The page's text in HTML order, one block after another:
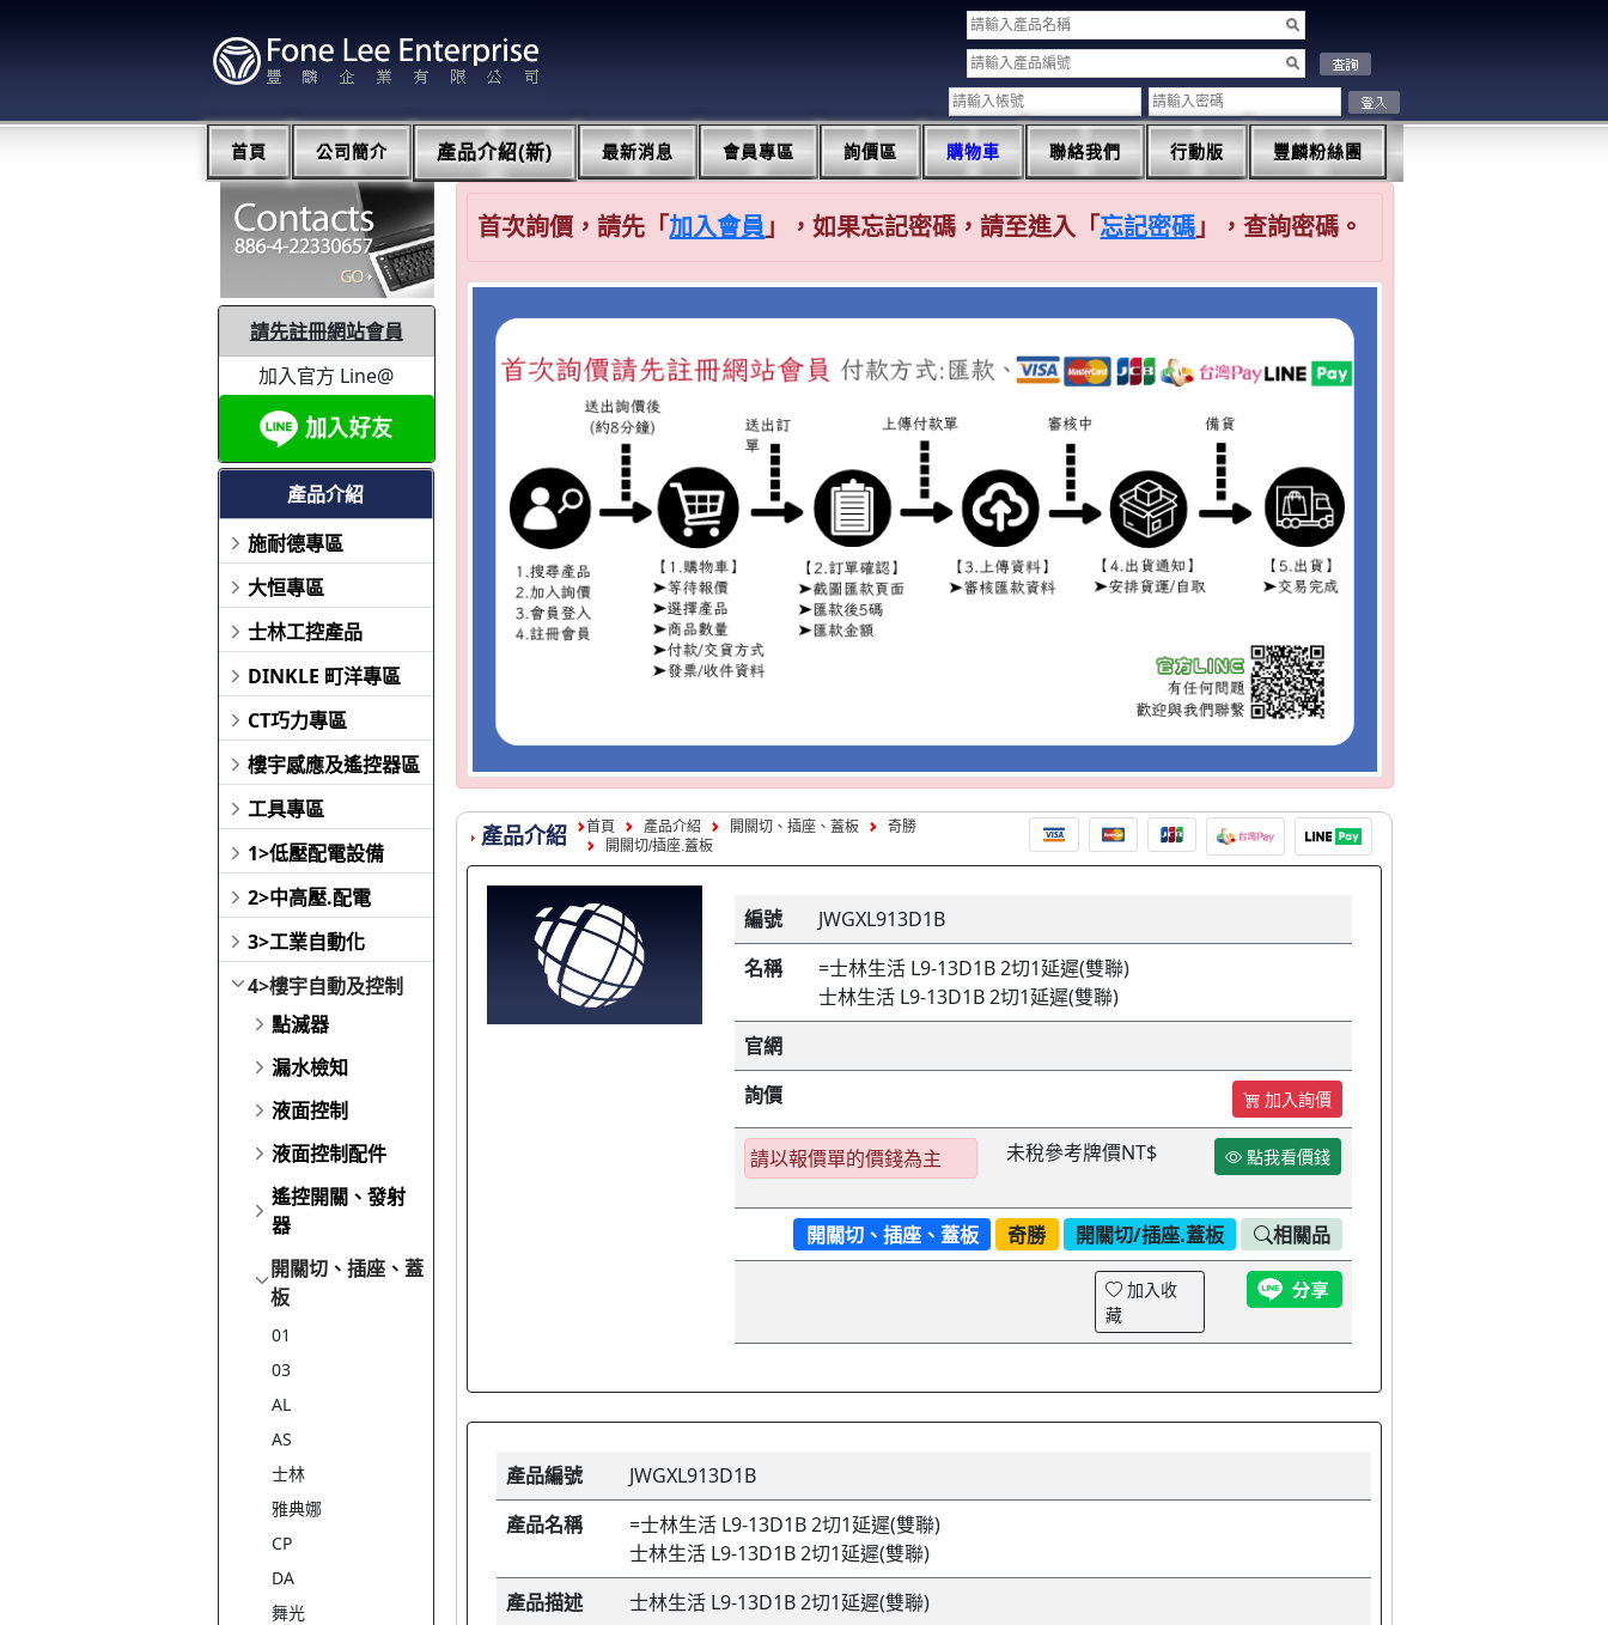
首頁 公司簡介 產品介紹(新) 最新消息 會員專區 詢價區 購物車 聯絡我們 行動版 豐麟粉絲團
請先註冊網站會員
加入官方 Line@
產品介紹
施耐德專區
大恒專區
士林工控產品
DINKLE 町洋專區
CT巧力專區
樓宇感應及遙控器區
工具專區
1>低壓配電設備
2>中高壓.配電
3>工業自動化
4>樓宇自動及控制
點滅器
漏水檢知
液面控制
液面控制配件
遙控開關、發射
器
開關切、插座、蓋
板
01
03
AL
AS
士林
雅典娜
CP
DA
舞光
首次詢價，請先「加入會員」，如果忘記密碼，請至進入「忘記密碼」，查詢密碼。
產品介紹 首頁 產品介紹 開關切、插座、蓋板
奇勝
開關切/插座.蓋板
編號
JWGXL913D1B
名稱
=士林生活 L9-13D1B 2切1延遲(雙聯)
士林生活 L9-13D1B 2切1延遲(雙聯)
官網
詢價
加入詢價
請以報價單的價錢為主 未稅參考牌價NT$ 點我看價錢
開關切、插座、蓋板 奇勝 開關切/插座.蓋板 相關品
加入收
藏
產品編號
JWGXL913D1B
產品名稱
=士林生活 L9-13D1B 2切1延遲(雙聯)
士林生活 L9-13D1B 2切1延遲(雙聯)
產品描述
士林生活 L9-13D1B 2切1延遲(雙聯)